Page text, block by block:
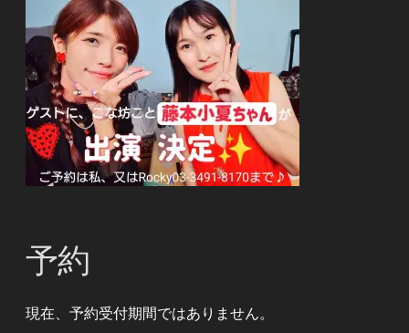
予約
現在、予約受付期間ではありません。